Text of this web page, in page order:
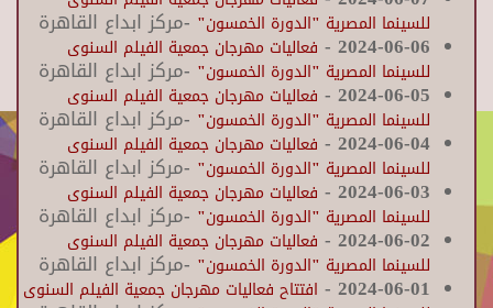
للسينما المصرية "الدورة الخمسون" -مركز ابداع القاهرة
2024-06-06
- فعاليات مهرجان جمعية الفيلم السنوى
للسينما المصرية "الدورة الخمسون" -مركز ابداع القاهرة
2024-06-05
- فعاليات مهرجان جمعية الفيلم السنوى
للسينما المصرية "الدورة الخمسون" -مركز ابداع القاهرة
2024-06-04
- فعاليات مهرجان جمعية الفيلم السنوى
للسينما المصرية "الدورة الخمسون" -مركز ابداع القاهرة
2024-06-03
- فعاليات مهرجان جمعية الفيلم السنوى
للسينما المصرية "الدورة الخمسون" -مركز ابداع القاهرة
2024-06-02
- فعاليات مهرجان جمعية الفيلم السنوى
للسينما المصرية "الدورة الخمسون" -مركز ابداع القاهرة
2024-06-01
- افتتاح فعاليات مهرجان جمعية الفيلم السنوى